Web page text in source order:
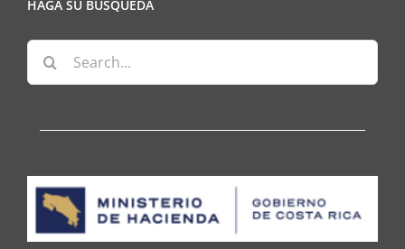
HAGA SU BÚSQUEDA
Search
for: